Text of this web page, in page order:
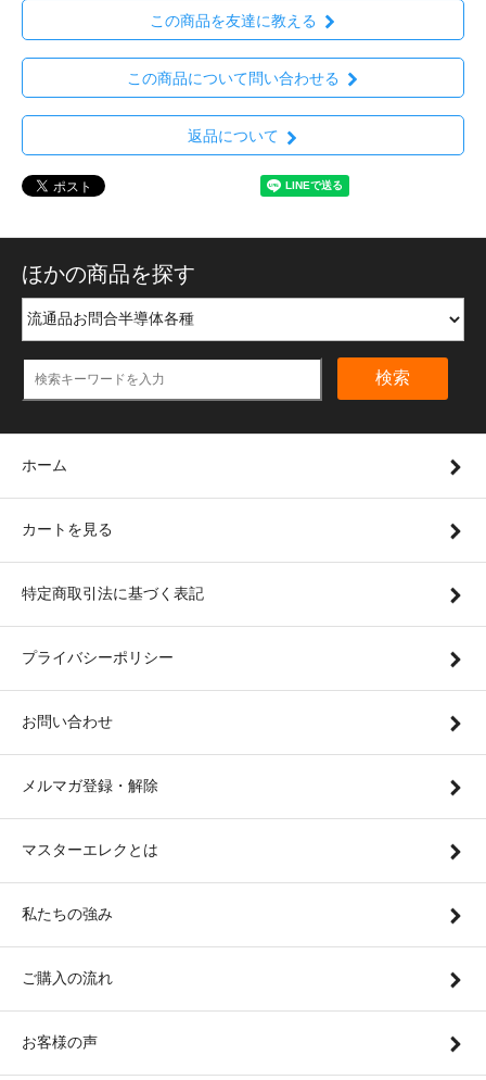
この商品を友達に教える
この商品について問い合わせる
返品について
ほかの商品を探す
検索
ホーム
カートを見る
特定商取引法に基づく表記
プライバシーポリシー
お問い合わせ
メルマガ登録・解除
マスターエレクとは
私たちの強み
ご購入の流れ
お客様の声